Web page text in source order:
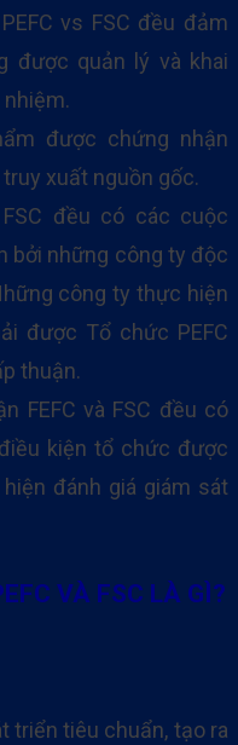
vs FSC đều đảm
được quản lý và khai
được chứng nhận
truy xuất nguồn gốc.
đều có các cuộc
bởi những công ty độc
công ty thực hiện
được Tổ chức PEFC
thuận.
FEFC và FSC đều có
kiện tổ chức được
đánh giá giám sát
VÀ FSC LÀ GÌ?
triển tiêu chuẩn, tạo ra